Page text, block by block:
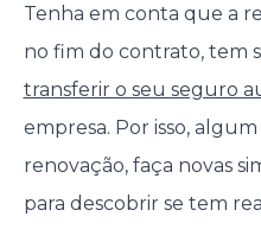
Tenha em conta que a
no fim do contrato, tem
transferir o seu seguro
empresa. Por isso,
renovação, faça novas
para descobrir se tem